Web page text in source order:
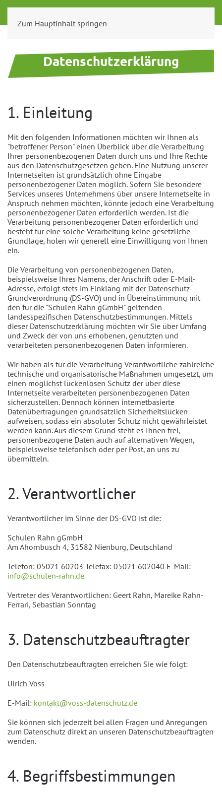
Zum Hauptinhalt springen
Datenschutzerklärung
1. Einleitung
Mit den folgenden Informationen möchten wir Ihnen als
"betroffener Person" einen Überblick über die Verarbeitung
Ihrer personenbezogenen Daten durch uns und Ihre Rechte
aus den Datenschutzgesetzen geben. Eine Nutzung unserer
Internetseiten ist grundsätzlich ohne Eingabe
personenbezogener Daten möglich. Sofern Sie besondere
Services unseres Unternehmens über unsere Internetseite in
Anspruch nehmen möchten, könnte jedoch eine Verarbeitung
personenbezogener Daten erforderlich werden. Ist die
Verarbeitung personenbezogener Daten erforderlich und
besteht für eine solche Verarbeitung keine gesetzliche
Grundlage, holen wir generell eine Einwilligung von Ihnen
ein.
Die Verarbeitung von personenbezogenen Daten,
beispielsweise Ihres Namens, der Anschrift oder E-Mail-
Adresse, erfolgt stets im Einklang mit der Datenschutz-
Grundverordnung (DS-GVO) und in Übereinstimmung mit
den für die "Schulen Rahn gGmbH" geltenden
landesspezifischen Datenschutzbestimmungen. Mittels
dieser Datenschutzerklärung möchten wir Sie über Umfang
und Zweck der von uns erhobenen, genutzten und
verarbeiteten personenbezogenen Daten informieren.
Wir haben als für die Verarbeitung Verantwortliche zahlreiche
technische und organisatorische Maßnahmen umgesetzt, um
einen möglichst lückenlosen Schutz der über diese
Internetseite verarbeiteten personenbezogenen Daten
sicherzustellen. Dennoch können internetbasierte
Datenübertragungen grundsätzlich Sicherheitslücken
aufweisen, sodass ein absoluter Schutz nicht gewährleistet
werden kann. Aus diesem Grund steht es Ihnen frei,
personenbezogene Daten auch auf alternativen Wegen,
beispielsweise telefonisch oder per Post, an uns zu
übermitteln.
2. Verantwortlicher
Verantwortlicher im Sinne der DS-GVO ist die:
Schulen Rahn gGmbH
Am Ahornbusch 4, 31582 Nienburg, Deutschland
Telefon: 05021 60203 Telefax: 05021 602040 E-Mail:
info@schulen-rahn.de
Vertreter des Verantwortlichen: Geert Rahn, Mareike Rahn-
Ferrari, Sebastian Sonntag
3. Datenschutzbeauftragter
Den Datenschutzbeauftragten erreichen Sie wie folgt:
Ulrich Voss
E-Mail: kontakt@voss-datenschutz.de
Sie können sich jederzeit bei allen Fragen und Anregungen
zum Datenschutz direkt an unseren Datenschutzbeauftragten
wenden.
4. Begriffsbestimmungen